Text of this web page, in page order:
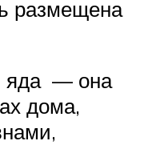
размещена
яда — она
дома,